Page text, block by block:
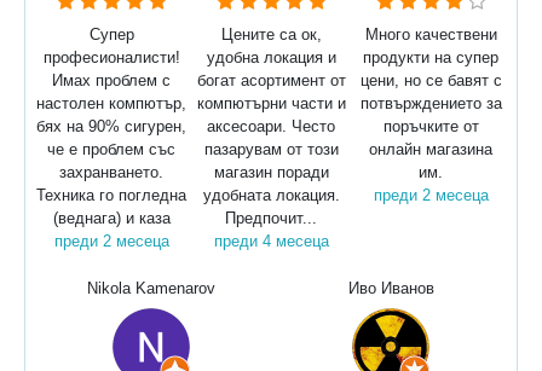
Супер
професионалисти!
Имах проблем с
настолен компютър,
бях на 90% сигурен,
че е проблем със
захранването.
Техника го погледна
(веднага) и каза
преди 2 месеца
Цените са ок,
удобна локация и
богат асортимент от
компютърни части и
аксесоари. Често
пазарувам от този
магазин поради
удобната локация.
Предпочит...
преди 4 месеца
Много качествени
продукти на супер
цени, но се бавят с
потвърждението за
поръчките от
онлайн магазина
им.
преди 2 месеца
Nikola Kamenarov Иво Иванов